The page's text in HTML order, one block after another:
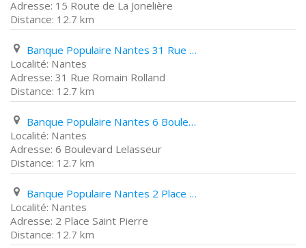
15 Route de La Jonelière
12.7 km
Banque Populaire Nantes 31 Rue Romain Rolland
Nantes
31 Rue Romain Rolland
12.7 km
Banque Populaire Nantes 6 Boulevard Lelasseur
Nantes
6 Boulevard Lelasseur
12.7 km
Banque Populaire Nantes 2 Place Saint Pierre
Nantes
2 Place Saint Pierre
12.7 km